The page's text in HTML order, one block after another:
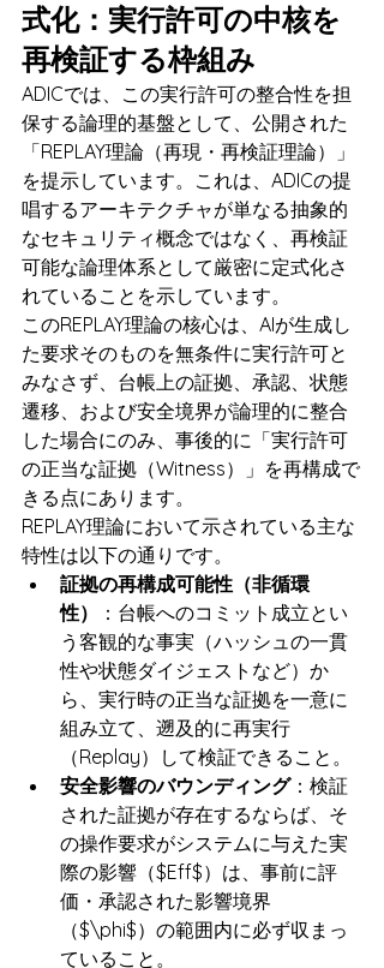
式化：実行許可の中核を
再検証する枠組み
ADICでは、この実行許可の整合性を担
保する論理的基盤として、公開された
「REPLAY理論（再現・再検証理論）」
を提示しています。これは、ADICの提
唱するアーキテクチャが単なる抽象的
なセキュリティ概念ではなく、再検証
可能な論理体系として厳密に定式化さ
れていることを示しています。
このREPLAY理論の核心は、AIが生成し
た要求そのものを無条件に実行許可と
みなさず、台帳上の証拠、承認、状態
遷移、および安全境界が論理的に整合
した場合にのみ、事後的に「実行許可
の正当な証拠（Witness）」を再構成で
きる点にあります。
REPLAY理論において示されている主な
特性は以下の通りです。
証拠の再構成可能性（非循環
性）
：台帳へのコミット成立とい
う客観的な事実（ハッシュの一貫
性や状態ダイジェストなど）か
ら、実行時の正当な証拠を一意に
組み立て、遡及的に再実行
（Replay）して検証できること。
安全影響のバウンディング：検証
された証拠が存在するならば、そ
の操作要求がシステムに与えた実
際の影響（$Eff$）は、事前に評
価・承認された影響境界
（$\phi$）の範囲内に必ず収まっ
ていること。